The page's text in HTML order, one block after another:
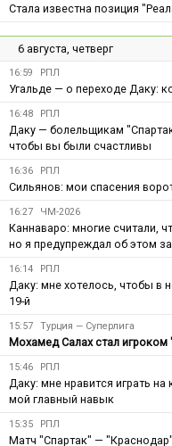
Стала известна позиция
6 августа, четверг
16:59 РПЛ
Угальде — о переходе Даку:
16:48 РПЛ
Даку — болельщикам
чтобы вы были счастливы
16:36 РПЛ
Сильянов: мои спасения
16:27 ЧМ-2026
Каннаваро: многие считали,
но я предупреждал об этом
16:14 РПЛ
Даку: мне хотелось, чтобы в
19-й
15:57 Турция — Суперлига
Мохамед Салах стал игроком
15:46 РПЛ
Даку: мне нравится играть
мой главный навык
15:35 РПЛ
Матч "Спартак" —